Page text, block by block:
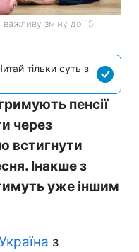
зміну до 15
тільки суть з
пенсії
через
встигнути
Інакше з
уже іншим
з